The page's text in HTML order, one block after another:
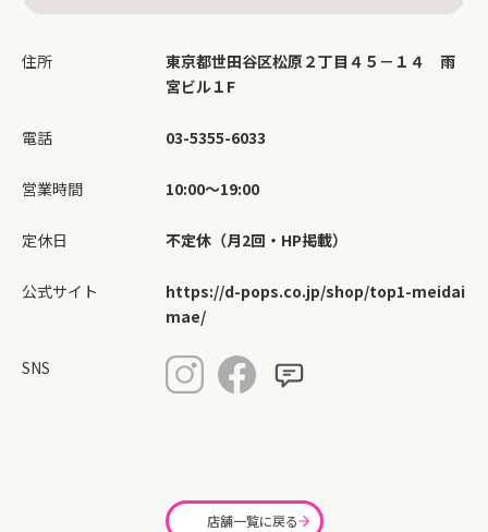
住所
東京都世田谷区松原２丁目４５－１４ 雨
宮ビル１F
電話 03-5355-6033
営業時間 10:00～19:00
定休日 不定休（月2回・HP掲載）
公式サイト
https://d-pops.co.jp/shop/top1-meidai
mae/
SNS
店舗一覧に戻る